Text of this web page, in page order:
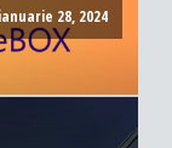
ianuarie 28, 2024